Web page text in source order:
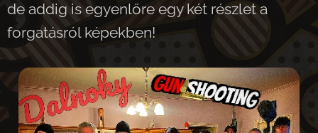
de addig is egyenlőre egy két részlet a
forgatásról képekben!